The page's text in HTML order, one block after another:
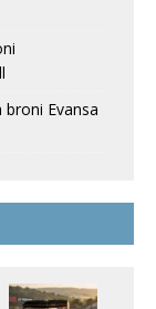
Evansa